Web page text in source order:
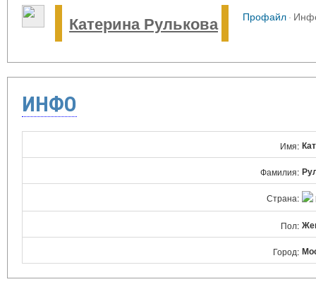
Катерина Рулькова Профайл·
ИНФО
Имя:
Фамилия:
Страна:
Пол:
Город: